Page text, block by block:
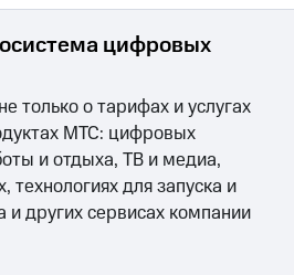
2023
цифровых
только о тарифах и услугах
МТС: цифровых
и отдыха, ТВ и медиа,
технологиях для запуска и
и других сервисах компании